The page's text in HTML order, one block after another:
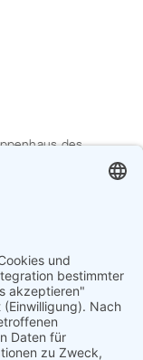
des
11 in
mit Piet